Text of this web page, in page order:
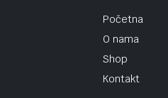
Početna
O nama
Shop
Kontakt